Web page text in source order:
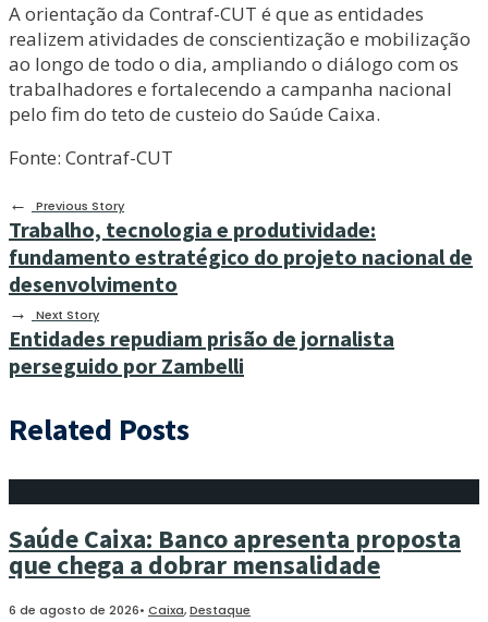
A orientação da Contraf-CUT é que as entidades
realizem atividades de conscientização e mobilização
ao longo de todo o dia, ampliando o diálogo com os
trabalhadores e fortalecendo a campanha nacional
pelo fim do teto de custeio do Saúde Caixa.
Fonte: Contraf-CUT
←
Previous Story
Trabalho, tecnologia e produtividade:
fundamento estratégico do projeto nacional de
desenvolvimento
→ Next Story
Entidades repudiam prisão de jornalista
perseguido por Zambelli
Related Posts
Saúde Caixa: Banco apresenta proposta
que chega a dobrar mensalidade
6 de agosto de 2026• Caixa,Destaque